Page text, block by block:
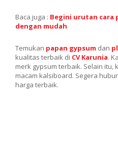
Baca juga : Begini urutan cara
dengan mudah
Temukan papan gypsum dan
kualitas terbaik di CV Karunia.
merk gypsum terbaik. Selain itu,
macam kalsiboard. Segera
harga terbaik.